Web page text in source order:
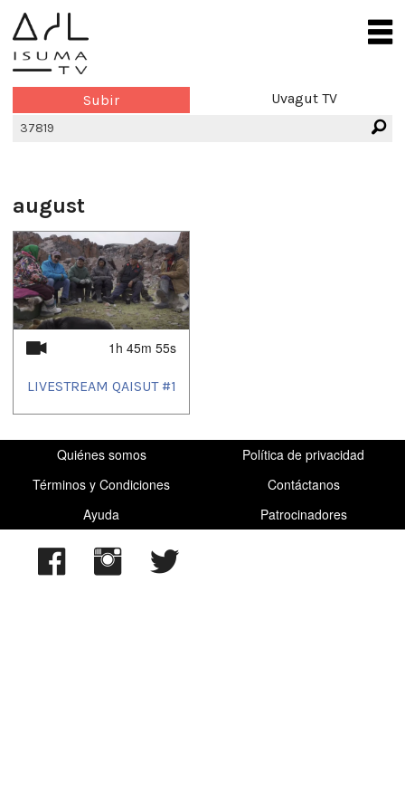
Subir Uvagut TV
august
1h 45m 55s
LIVESTREAM QAISUT #1
Quiénes somos
Política de privacidad
Términos y Condiciones
Contáctanos
Ayuda
Patrocinadores